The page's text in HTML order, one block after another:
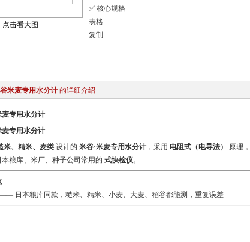
点击看大图
✅ 核心规格
表格
复制
米麦专用水分计 的详细介绍
专用水分计
专用水分计
米、精米、麦类设计的 米谷·米麦专用水分计，采用 电阻式（电导法） 原理，
粮库、米厂、种子公司常用的 式快检仪。
日本粮库同款，糙米、精米、小麦、大麦、稻谷都能测，重复误差